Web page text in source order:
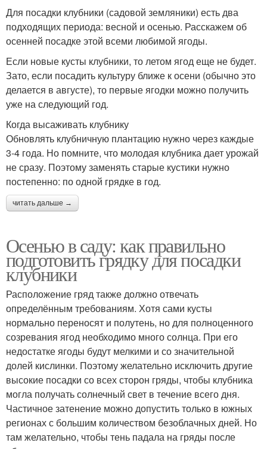
Для посадки клубники (садовой земляники) есть два
подходящих периода: весной и осенью. Расскажем об
осенней посадке этой всеми любимой ягоды.
Если новые кусты клубники, то летом ягод еще не будет.
Зато, если посадить культуру ближе к осени (обычно это
делается в августе), то первые ягодки можно получить
уже на следующий год.
Когда высаживать клубнику
Обновлять клубничную плантацию нужно через каждые
3-4 года. Но помните, что молодая клубника дает урожай
не сразу. Поэтому заменять старые кустики нужно
постепенно: по одной грядке в год.
читать дальше →
Осенью в саду: как правильно
подготовить грядку для посадки
клубники
Расположение гряд также должно отвечать
определённым требованиям. Хотя сами кусты
нормально переносят и полутень, но для полноценного
созревания ягод необходимо много солнца. При его
недостатке ягоды будут мелкими и со значительной
долей кислинки. Поэтому желательно исключить другие
высокие посадки со всех сторон гряды, чтобы клубника
могла получать солнечный свет в течение всего дня.
Частичное затенение можно допустить только в южных
регионах с большим количеством безоблачных дней. Но
там желательно, чтобы тень падала на гряды после